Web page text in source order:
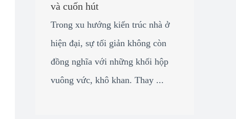
và cuốn hút
Trong xu hướng kiến trúc nhà ở
hiện đại, sự tối giản không còn
đồng nghĩa với những khối hộp
vuông vức, khô khan. Thay ...